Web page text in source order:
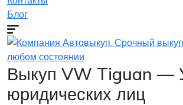
Блог
Выкуп VW Tiguan —
юридических лиц